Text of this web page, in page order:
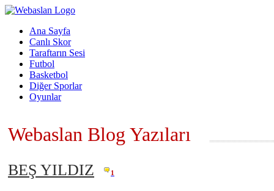
Ana Sayfa
Canlı Skor
Taraftarın Sesi
Futbol
Basketbol
Diğer Sporlar
Oyunlar
Webaslan Blog Yazıları
BEŞ YILDIZ 1